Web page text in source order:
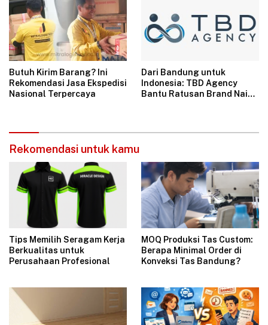
Butuh Kirim Barang? Ini
Rekomendasi Jasa Ekspedisi
Nasional Terpercaya
Dari Bandung untuk
Indonesia: TBD Agency
Bantu Ratusan Brand Naik
Rekomendasi untuk kamu
Tips Memilih Seragam Kerja
Berkualitas untuk
Perusahaan Profesional
MOQ Produksi Tas Custom:
Berapa Minimal Order di
Konveksi Tas Bandung?